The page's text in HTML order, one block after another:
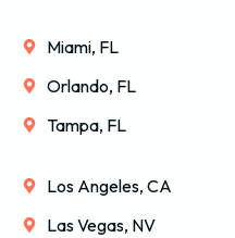
Miami, FL
Orlando, FL
Tampa, FL
Los Angeles, CA
Las Vegas, NV